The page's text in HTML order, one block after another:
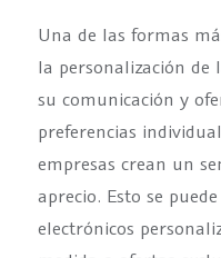
Una de las formas
la personalización de
su comunicación y
preferencias
empresas crean un
aprecio. Esto se
electrónicos